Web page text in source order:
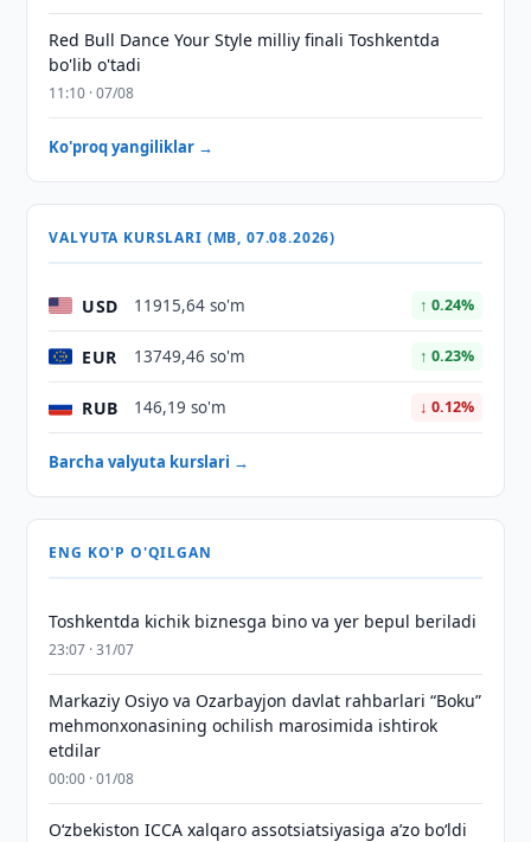
Red Bull Dance Your Style milliy finali Toshkentda
bo'lib o'tadi
11:10 · 07/08
Ko'proq yangiliklar →
VALYUTA KURSLARI (MB, 07.08.2026)
USD 11915,64 so'm ↑ 0.24%
EUR 13749,46 so'm ↑ 0.23%
RUB 146,19 so'm ↓ 0.12%
Barcha valyuta kurslari →
ENG KO'P O'QILGAN
Toshkentda kichik biznesga bino va yer bepul beriladi
23:07 · 31/07
Markaziy Osiyo va Ozarbayjon davlat rahbarlari “Boku”
mehmonxonasining ochilish marosimida ishtirok
etdilar
00:00 · 01/08
O‘zbekiston ICCA xalqaro assotsiatsiyasiga aʼzo bo‘ldi